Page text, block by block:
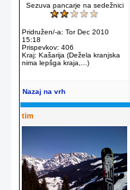
Sezuva pancarje na sedežnici
Pridružen/-a: Tor Dec 2010
15:18
Prispevkov: 406
Kraj: Kašarija (Dežela kranjska
nima lepšga kraja,...)
Nazaj na vrh
tim